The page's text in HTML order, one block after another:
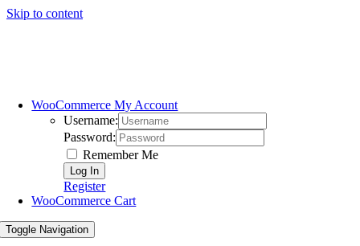
Skip to content
WooCommerce My Account
Username:
Password:
Remember Me
Register
WooCommerce Cart
Toggle Navigation